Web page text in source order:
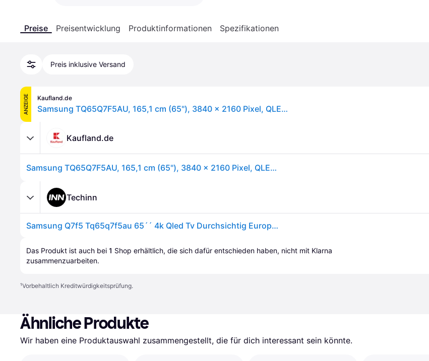
Preise Preisentwicklung Produktinformationen Spezifikationen
Preis inklusive Versand
ANZEIGE Kaufland.de
Samsung TQ65Q7F5AU, 165,1 cm (65"), 3840 x 2160 Pixel, QLED, Smart-TV, WLAN, Schwarz
Kaufland.de
Samsung TQ65Q7F5AU, 165,1 cm (65"), 3840 x 2160 Pixel, QLED, Smart-TV, WLAN, Schwarz
Techinn
Samsung Q7f5 Tq65q7f5au 65´´ 4k Qled Tv Durchsichtig Europe PAL / EU Plug 220V
Das Produkt ist auch bei 1 Shop erhältlich, die sich dafür entschieden haben, nicht mit Klarna
zusammenzuarbeiten.
¹Vorbehaltlich Kreditwürdigkeitsprüfung.
Ähnliche Produkte
Wir haben eine Produktauswahl zusammengestellt, die für dich interessant sein könnte.